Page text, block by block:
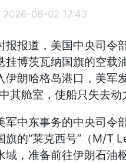
2026-06-02 17:43
报道，美国中央司令
挂博茨瓦纳国旗的空载
伊朗哈格岛港口，美军
其舱室，使船只失去动
中东事务的中央司令
旗的“莱克西号”（M/T
域，准备前往伊朗石油